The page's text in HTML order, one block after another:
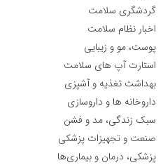
گردشگری سلامت
اخبار نظام سلامت
پوست، مو و زیبایی
استارت آپ های سلامت
بهداشت تغذیه و آشپزی
داروخانه ها و داروسازی
سبک زندگی، مد و فشن
صنعت و تجهیزات پزشکی
پزشکی، درمان و بیماری‌ها